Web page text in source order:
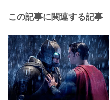
この記事に関連する記事